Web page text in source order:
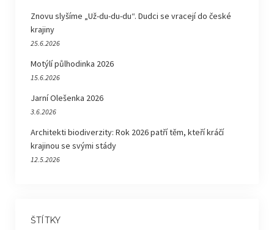
Znovu slyšíme „Už-du-du-du“. Dudci se vracejí do české
krajiny
25.6.2026
Motýlí půlhodinka 2026
15.6.2026
Jarní Olešenka 2026
3.6.2026
Architekti biodiverzity: Rok 2026 patří těm, kteří kráčí
krajinou se svými stády
12.5.2026
ŠTÍTKY